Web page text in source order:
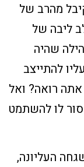
מהרב של
ליבה של
שהיה
להתייצב
רואה? ואל
לו להשתמט
העליונה,